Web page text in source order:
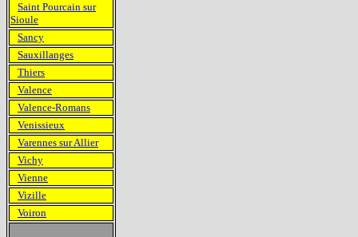
Saint Pourcain sur
Sioule
Sancy
Sauxillanges
Thiers
Valence
Valence-Romans
Venissieux
Varennes sur Allier
Vichy
Vienne
Vizille
Voiron